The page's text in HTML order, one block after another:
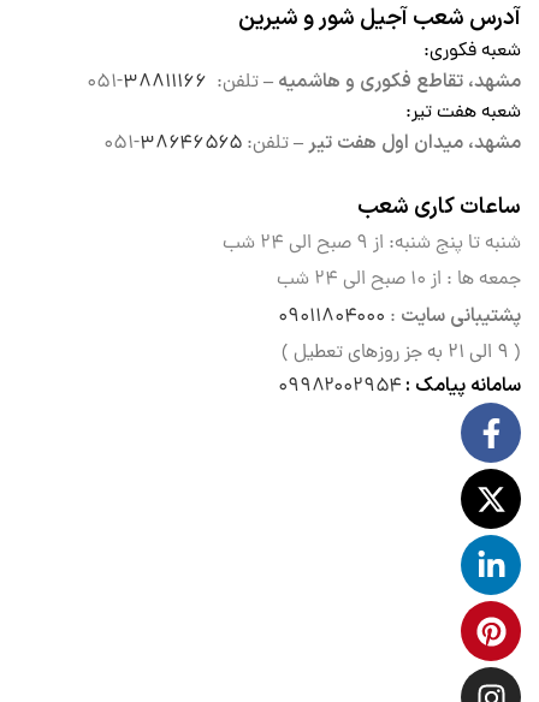
آدرس شعب آجیل شور و شیرین
شعبه فکوری:
مشهد، تقاطع فکوری و هاشمیه –تلفن: ۳۸۸۱۱۱۶۶-۰۵۱
شعبه هفت تیر:
مشهد، میدان اول هفت تیر –تلفن: ۳۸۶۴۶۵۶۵-۰۵۱
ساعات کاری شعب
شنبه تا پنج شنبه: از ۹ صبح الی
۲۴ شب
جمعه ها : از ۱۰ صبح الی ۲۴ شب
پشتیبانی سایت : ۰۹۰۱۱۸۰۴۰۰۰
( ۹ الی ۲۱ به جز روزهای تعطیل )
سامانه پیامک : ۰۹۹۸۲۰۰۲۹۵۴